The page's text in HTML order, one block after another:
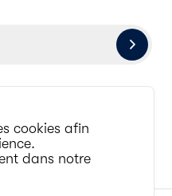
cookies afin
dans notre